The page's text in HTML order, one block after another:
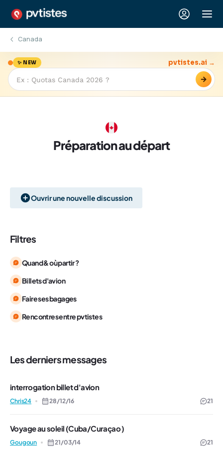
Canada
✨ NEW
→
pvtistes.ai →
Préparation au départ
Ouvrir une nouvelle discussion
Filtres
Quand & où partir ?
Billets d'avion
Faire ses bagages
Rencontres entre pvtistes
Les derniers messages
interrogation billet d'avion
Chris24 28/12/16 21
Voyage au soleil (Cuba/Curaçao )
Gougoun 21/03/14 21